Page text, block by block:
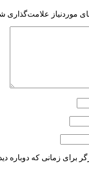
موردنیاز علامت‌گذاری
برای زمانی که دوباره